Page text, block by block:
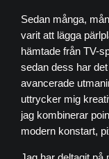
Sedan många,
varit att lägga
hämtade från TV-
sedan dess har
avancerade
uttrycker mig
jag kombinerar
modern konstart,